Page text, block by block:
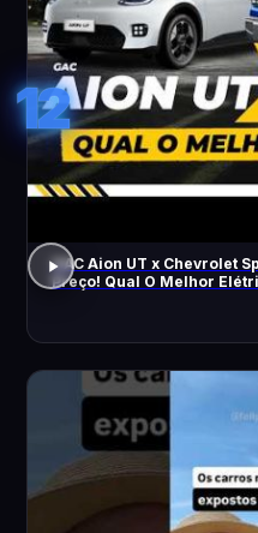
12
GAC Aion UT x Chevrolet
Preço! Qual O Melhor